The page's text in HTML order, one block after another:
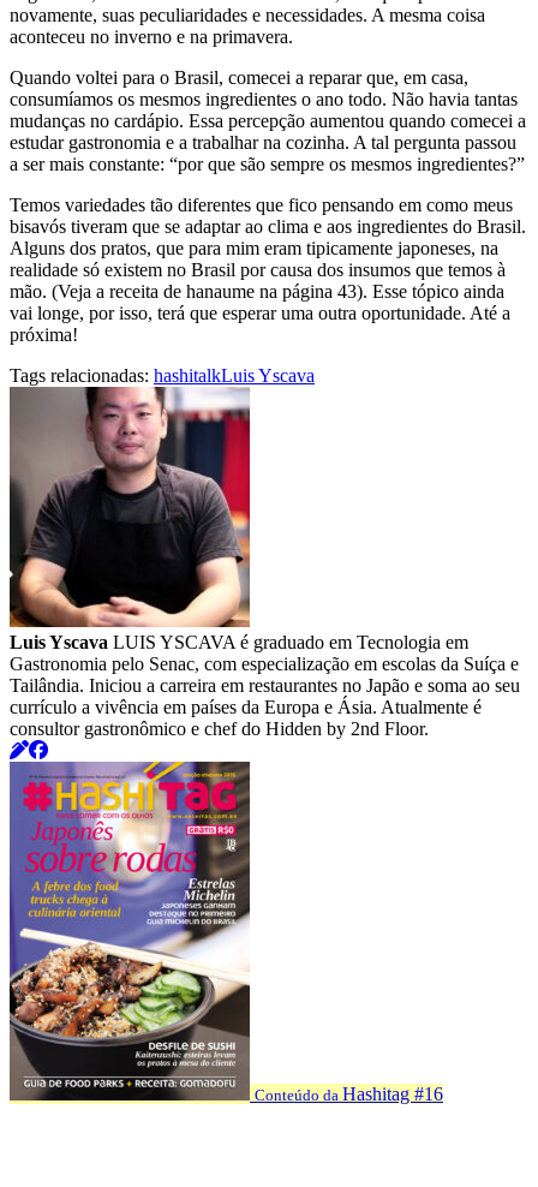
novamente, suas peculiaridades e necessidades. A mesma coisa
aconteceu no inverno e na primavera.
Quando voltei para o Brasil, comecei a reparar que, em casa,
consumíamos os mesmos ingredientes o ano todo. Não havia tantas
mudanças no cardápio. Essa percepção aumentou quando comecei a
estudar gastronomia e a trabalhar na cozinha. A tal pergunta passou
a ser mais constante: “por que são sempre os mesmos ingredientes?”
Temos variedades tão diferentes que fico pensando em como meus
bisavós tiveram que se adaptar ao clima e aos ingredientes do Brasil.
Alguns dos pratos, que para mim eram tipicamente japoneses, na
realidade só existem no Brasil por causa dos insumos que temos à
mão. (Veja a receita de hanaume na página 43). Esse tópico ainda
vai longe, por isso, terá que esperar uma outra oportunidade. Até a
próxima!
Tags relacionadas: hashitalkLuis Yscava
Luis Yscava LUIS YSCAVA é graduado em Tecnologia em
Gastronomia pelo Senac, com especialização em escolas da Suíça e
Tailândia. Iniciou a carreira em restaurantes no Japão e soma ao seu
currículo a vivência em países da Europa e Ásia. Atualmente é
consultor gastronômico e chef do Hidden by 2nd Floor.
Conteúdo da Hashitag #16